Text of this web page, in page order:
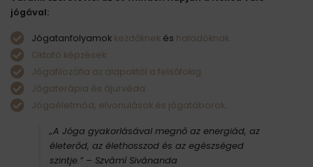
jógával:
Jógatanfolyamok kezdőknek és haladóknak.
Oktató képzések.
Jógafilozófia az alapoktól a felsőfokig.
Jógaterápia és ájurvéda.
Jógaéletmód, elvonulások és jógatáborok.
„A Jóga gyakorlásával megnő az energiád, az
életerőd, az élethosszod és az egészséged
szintje.” – Szvámí Sivánanda